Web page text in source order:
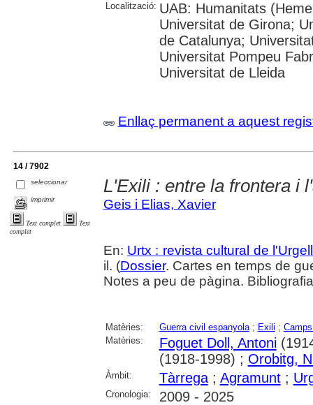
Localització: UAB: Humanitats
Universitat de Girona;
de Catalunya;
Universitat Pompeu
Universitat de Lleida
Enllaç permanent a aquest
14 / 7902
seleccionar
imprimir
Text complet
Text
complet
L'Exili : entre la frontera i
Geis i Elias, Xavier
En: Urtx : revista cultural de l'Urgell
il. (Dossier. Cartes en temps de
Notes a peu de pàgina.
Matèries: Guerra civil espanyola; Exili ;
Matèries:
Foguet Doll, Antoni
(1918-1998) ; Orobitg,
Àmbit: Tàrrega; Agramunt;
Cronologia: 2009 - 2025